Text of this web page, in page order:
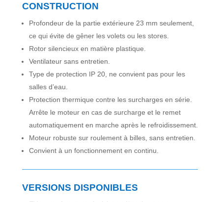
CONSTRUCTION
Profondeur de la partie extérieure 23 mm seulement,
ce qui évite de gêner les volets ou les stores.
Rotor silencieux en matière plastique.
Ventilateur sans entretien.
Type de protection IP 20, ne convient pas pour les
salles d’eau.
Protection thermique contre les surcharges en série.
Arrête le moteur en cas de surcharge et le remet
automatiquement en marche après le refroidissement.
Moteur robuste sur roulement à billes, sans entretien.
Convient à un fonctionnement en continu.
VERSIONS DISPONIBLES